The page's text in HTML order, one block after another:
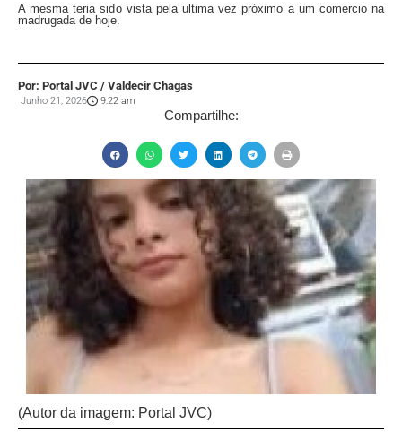
A mesma teria sido vista pela ultima vez próximo a um comercio na
madrugada de hoje.
Por: Portal JVC / Valdecir Chagas
Junho 21, 2026 9:22 am
Compartilhe:
(Autor da imagem: Portal JVC)